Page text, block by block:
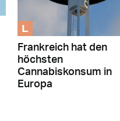
L
Frankreich hat den
höchsten
Cannabiskonsum in
Europa